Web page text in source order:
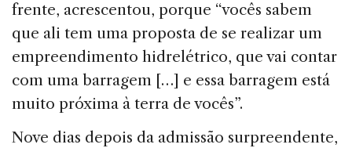
frente, acrescentou, porque “vocês sabem
que ali tem uma proposta de se realizar um
empreendimento hidrelétrico, que vai contar
com uma barragem […] e essa barragem está
muito próxima à terra de vocês”.
Nove dias depois da admissão surpreendente,